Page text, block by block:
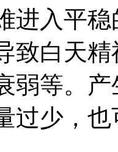
进入平
致白天
弱等。
过少，